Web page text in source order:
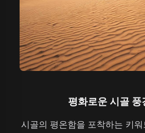
평화로운 시골 풍
시골의 평온함을 포착하는 키